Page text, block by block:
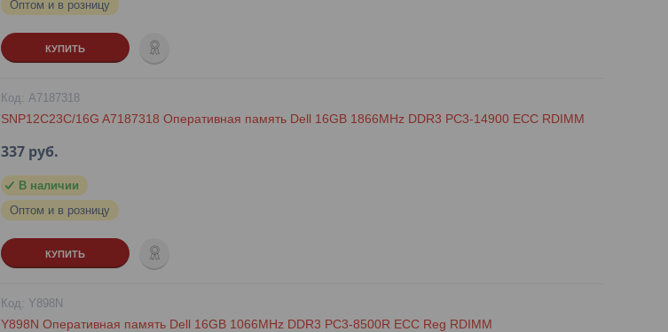
Оптом и в розницу
КУПИТЬ
A7187318
SNP12C23C/16G A7187318 Оперативная память Dell 16GB 1866MHz DDR3 PC3-14900 ECC RDIMM
337 руб.
В наличии
Оптом и в розницу
КУПИТЬ
Y898N
Y898N Оперативная память Dell 16GB 1066MHz DDR3 PC3-8500R ECC Reg RDIMM